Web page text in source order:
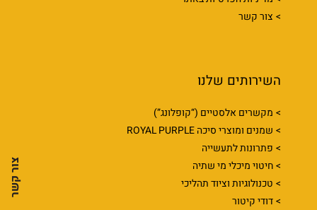
צור קשר
צור קשר
השירותים שלנו
מקשרים אלסטיים (“קופלונג”)
שמנים ומוצרי סיכה ROYAL PURPLE
פתרונות לתעשייה
חיטוי מיכלי מי שתיה
טכנולוגיות וציוד תהליכי
דודי קיטור